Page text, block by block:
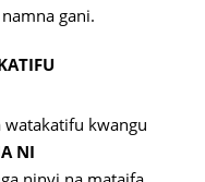
gani.
kwangu
NI